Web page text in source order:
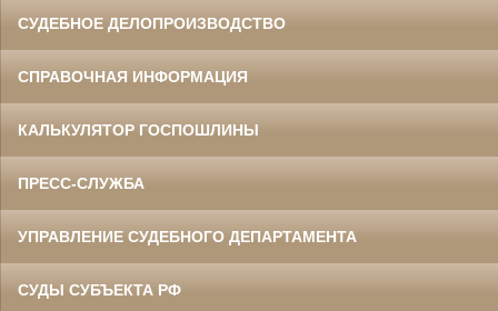
СУДЕБНОЕ ДЕЛОПРОИЗВОДСТВО
СПРАВОЧНАЯ ИНФОРМАЦИЯ
КАЛЬКУЛЯТОР ГОСПОШЛИНЫ
ПРЕСС-СЛУЖБА
УПРАВЛЕНИЕ СУДЕБНОГО ДЕПАРТАМЕНТА
СУДЫ СУБЪЕКТА РФ